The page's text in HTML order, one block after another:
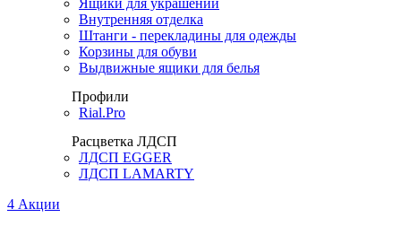
Ящики для украшений
Внутренняя отделка
Штанги - перекладины для одежды
Корзины для обуви
Выдвижные ящики для белья
Профили
Rial.Pro
Расцветка ЛДСП
ЛДСП EGGER
ЛДСП LAMARTY
4 Акции